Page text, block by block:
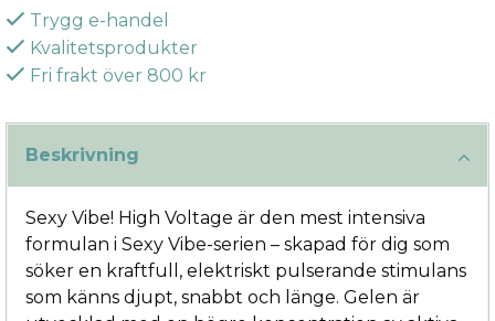
Trygg e-handel
Kvalitetsprodukter
Fri frakt över 800 kr
Beskrivning
Sexy Vibe! High Voltage är den mest intensiva
formulan i Sexy Vibe-serien – skapad för dig som
söker en kraftfull, elektriskt pulserande stimulans
som känns djupt, snabbt och länge. Gelen är